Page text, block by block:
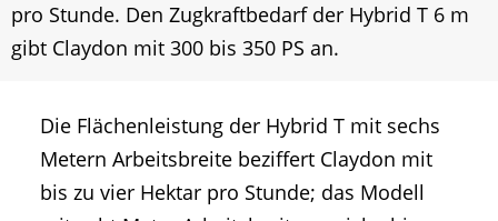
pro Stunde. Den Zugkraftbedarf der Hybrid T 6 m
gibt Claydon mit 300 bis 350 PS an.
Die Flächenleistung der Hybrid T mit sechs
Metern Arbeitsbreite beziffert Claydon mit
bis zu vier Hektar pro Stunde; das Modell